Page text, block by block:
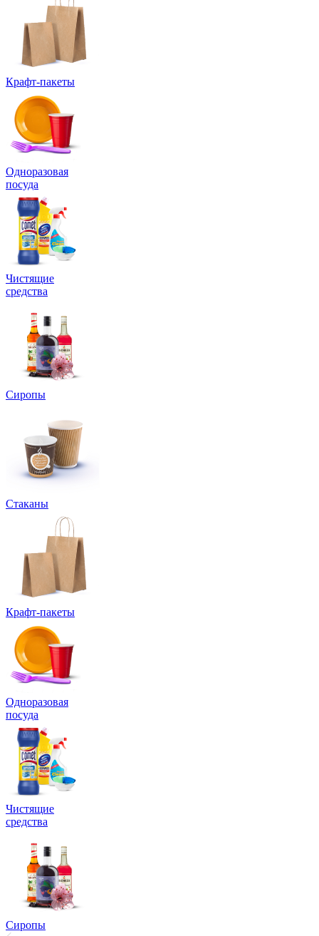
Крафт-пакеты
Одноразовая
посуда
Чистящие
средства
Сиропы
Стаканы
Крафт-пакеты
Одноразовая
посуда
Чистящие
средства
Сиропы